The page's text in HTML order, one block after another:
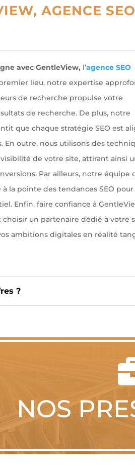
AGENCE SEO
avec GentleView, l’agence SEO
lieu, notre expertise
de recherche propulse votre
de recherche. De plus, notre
que chaque stratégie SEO est
En outre, nous utilisons des
de votre site, attirant ainsi
Par ailleurs, notre équipe
la pointe des tendances SEO pour
Enfin, faire confiance à
choisir un partenaire dédié à votre
ambitions digitales en réalité
?
NOS